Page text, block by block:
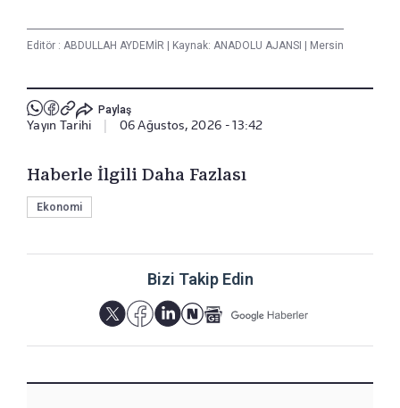
Editör : ABDULLAH AYDEMİR Kaynak: ANADOLU AJANSI Mersin
Paylaş
Yayın Tarihi 06 Ağustos, 2026 - 13:42
Haberle İlgili Daha Fazlası
Ekonomi
Bizi Takip Edin